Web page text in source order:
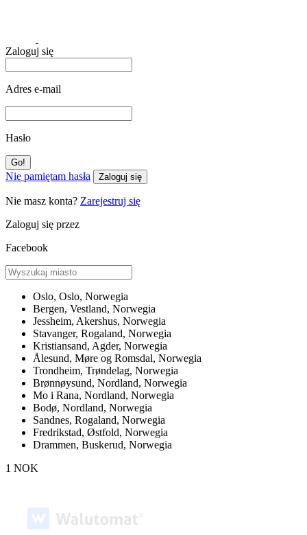
Zaloguj się
Adres e-mail
Hasło
Nie pamiętam hasła Zaloguj się
Nie masz konta? Zarejestruj się
Zaloguj się przez
Facebook
Oslo, Oslo, Norwegia
Bergen, Vestland, Norwegia
Jessheim, Akershus, Norwegia
Stavanger, Rogaland, Norwegia
Kristiansand, Agder, Norwegia
Ålesund, Møre og Romsdal, Norwegia
Trondheim, Trøndelag, Norwegia
Brønnøysund, Nordland, Norwegia
Mo i Rana, Nordland, Norwegia
Bodø, Nordland, Norwegia
Sandnes, Rogaland, Norwegia
Fredrikstad, Østfold, Norwegia
Drammen, Buskerud, Norwegia
1 NOK